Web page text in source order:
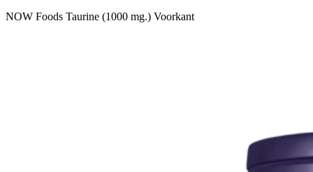
NOW Foods Taurine (1000 mg.) Voorkant